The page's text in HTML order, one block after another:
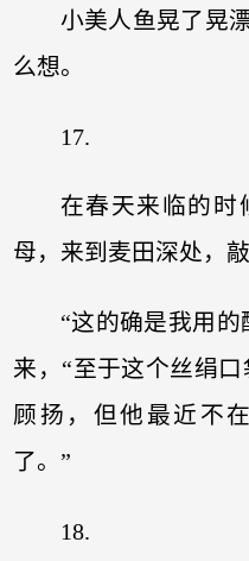
小美人鱼晃了晃
么想。
17.
在春天来临的时
母，来到麦田深处，
“这的确是我用
来，“至于这个丝绢
顾扬，但他最近不
了。”
18.